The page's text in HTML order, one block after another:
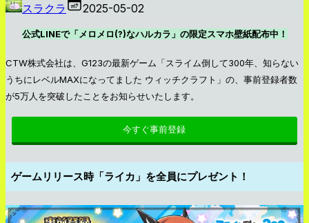
スラクラ 2025-05-02
公式LINEで「メロメロ(?)なハルカラ」の限定スマホ壁紙配布中！
CTW株式会社は、G123の最新ゲーム「スライム倒して300年、知らない
うちにレベルMAXになってました ウィッチクラフト」の、事前登録者数
が5万人を突破したことをお知らせいたします。
今すぐ事前登録
ゲームリリース時「ライカ」を全員にプレゼント！